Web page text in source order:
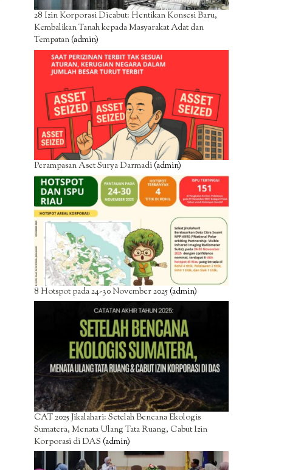
28 Izin Korporasi Dicabut: Hentikan Konsesi Baru,
Kembalikan Tanah kepada Masyarakat Adat dan
Tempatan(admin)
Perampasan Aset Surya Darmadi(admin)
8 Hotspot pada 24-30 November 2025(admin)
CAT 2025 Jikalahari: Setelah Bencana Ekologis
Sumatera, Menata Ulang Tata Ruang, Cabut Izin
Korporasi di DAS (admin)